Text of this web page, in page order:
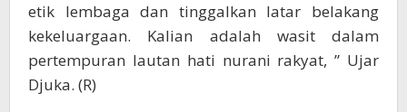
etik lembaga dan tinggalkan latar belakang
kekeluargaan. Kalian adalah wasit dalam
pertempuran lautan hati nurani rakyat, ” Ujar
Djuka. (R)